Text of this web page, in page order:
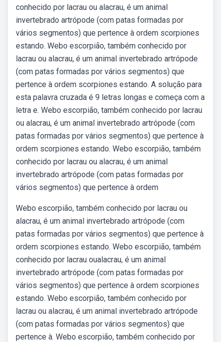
conhecido por lacrau ou alacrau, é um animal
invertebrado artrópode (com patas formadas por
vários segmentos) que pertence à ordem scorpiones
estando. Webo escorpião, também conhecido por
lacrau ou alacrau, é um animal invertebrado artrópode
(com patas formadas por vários segmentos) que
pertence à ordem scorpiones estando. A solução para
esta palavra cruzada é 9 letras longas e começa com a
letra e. Webo escorpião, também conhecido por lacrau
ou alacrau, é um animal invertebrado artrópode (com
patas formadas por vários segmentos) que pertence à
ordem scorpiones estando. Webo escorpião, também
conhecido por lacrau ou alacrau, é um animal
invertebrado artrópode (com patas formadas por
vários segmentos) que pertence à ordem
Webo escorpião, também conhecido por lacrau ou
alacrau, é um animal invertebrado artrópode (com
patas formadas por vários segmentos) que pertence à
ordem scorpiones estando. Webo escorpião, também
conhecido por lacrau oualacrau, é um animal
invertebrado artrópode (com patas formadas por
vários segmentos) que pertence à ordem scorpiones
estando. Webo escorpião, também conhecido por
lacrau ou alacrau, é um animal invertebrado artrópode
(com patas formadas por vários segmentos) que
pertence à. Webo escorpião, também conhecido por